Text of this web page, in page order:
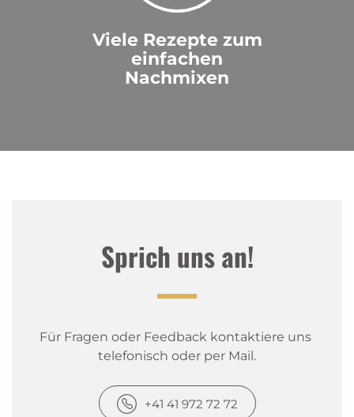
Viele Rezepte zum
einfachen
Nachmixen
Sprich uns an!
Für Fragen oder Feedback kontaktiere uns
telefonisch oder per Mail.
+41 41 972 72 72